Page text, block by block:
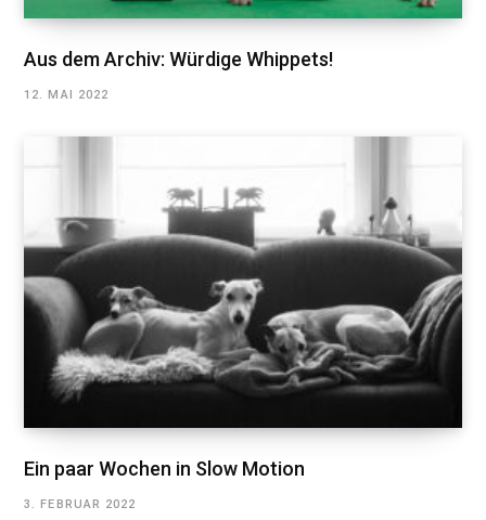
Aus dem Archiv: Würdige Whippets!
12. MAI 2022
Ein paar Wochen in Slow Motion
3. FEBRUAR 2022